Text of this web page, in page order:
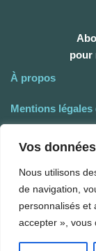
Vos
Nous utilisons
de navigation,
personnalisés et
accepter », vous
pour
À propos
Mentions légales
Nos Conditions
Notre politique
Livraisons et